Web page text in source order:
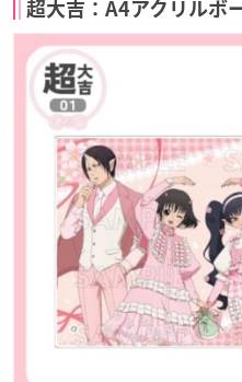
超大吉：A4アクリルボ